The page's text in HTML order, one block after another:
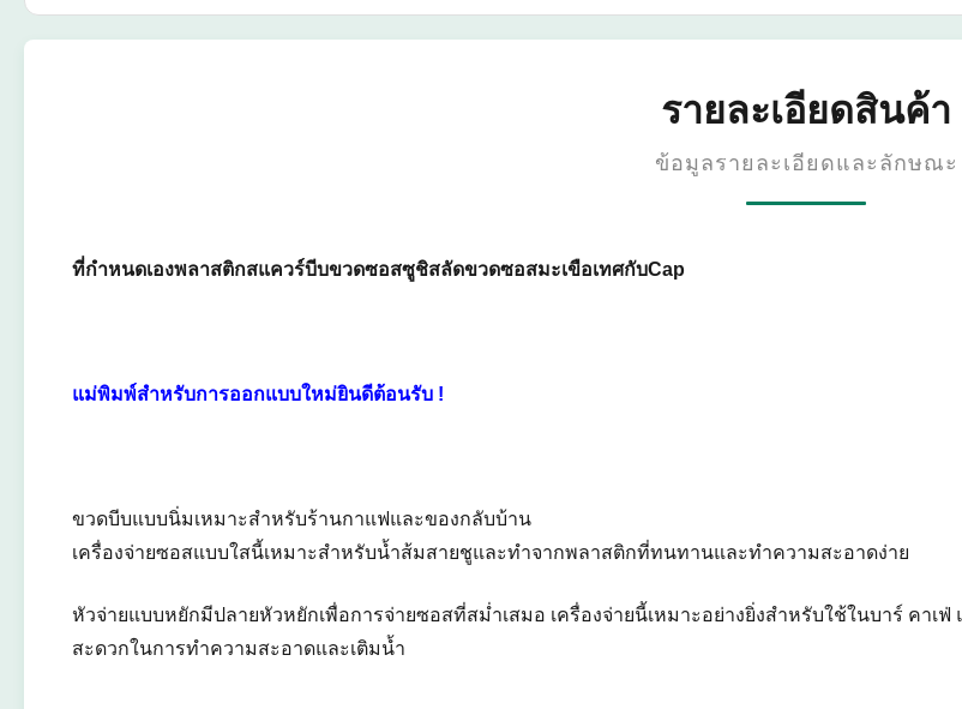
รายละเอียดสินค้า
ข้อมูลรายละเอียดและลักษณะ
ที่กำหนดเองพลาสติกสแควร์บีบขวดซอสซูชิสลัดขวดซอสมะเขือเทศกับCap
แม่พิมพ์สำหรับการออกแบบใหม่ยินดีต้อนรับ !
ขวดบีบแบบนิ่มเหมาะสำหรับร้านกาแฟและของกลับบ้าน
เครื่องจ่ายซอสแบบใสนี้เหมาะสำหรับน้ำส้มสายชูและทำจากพลาสติกที่ทนทานและทำความสะอาดง่าย
หัวจ่ายแบบหยักมีปลายหัวหยักเพื่อการจ่ายซอสที่สม่ำเสมอ เครื่องจ่ายนี้เหมาะอย่างยิ่งสำหรับใช้ในบาร์ คา
สะดวกในการทำความสะอาดและเติมน้ำ